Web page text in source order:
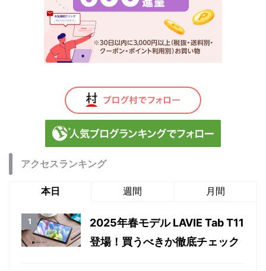
アクセスランキング
本日 週間 月間
2025年春モデル LAVIE Tab T11
登場！買うべきか徹底チェック